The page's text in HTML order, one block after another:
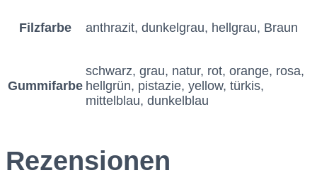
Filzfarbe anthrazit, dunkelgrau, hellgrau, Braun
Gummifarbe
schwarz, grau, natur, rot, orange, rosa,
hellgrün, pistazie, yellow, türkis,
mittelblau, dunkelblau
Rezensionen